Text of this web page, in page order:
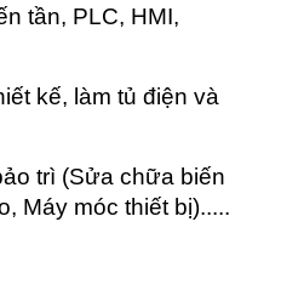
tần, PLC, HMI,
kế, làm tủ điện và
trì (Sửa chữa biến
Máy móc thiết bị).....